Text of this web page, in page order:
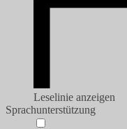
Leselinie anzeigen
Sprachunterstützung